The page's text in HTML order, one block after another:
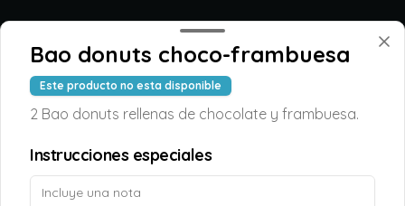
Facebook
Pedir
Bao donuts choco-frambuesa
Este producto no esta disponible
2 Bao donuts rellenas de chocolate y frambuesa.
Instrucciones especiales